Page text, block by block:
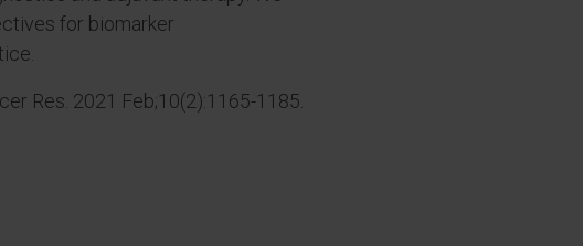
for biomarker
Res. 2021 Feb;10(2):1165-1185.